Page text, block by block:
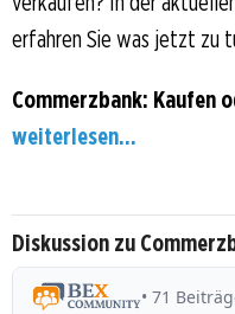
erfahren Sie was jetzt zu
Commerzbank: Kaufen
weiterlesen...
Diskussion zu